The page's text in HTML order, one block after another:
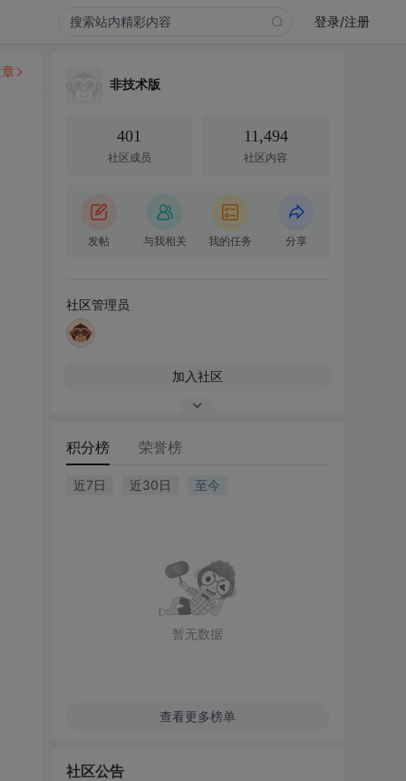
登录/注册
非技术版
401
社区成员
11,494
社区内容
发帖 与我相关 我的任务 分享
社区管理员
加入社区
积分榜 荣誉榜
近7日 近30日 至今
暂无数据
查看更多榜单
社区公告